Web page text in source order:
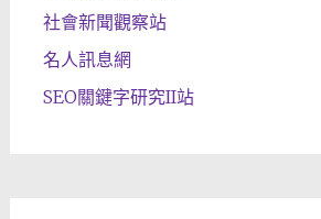
社會新聞觀察站
名人訊息網
SEO關鍵字研究II站